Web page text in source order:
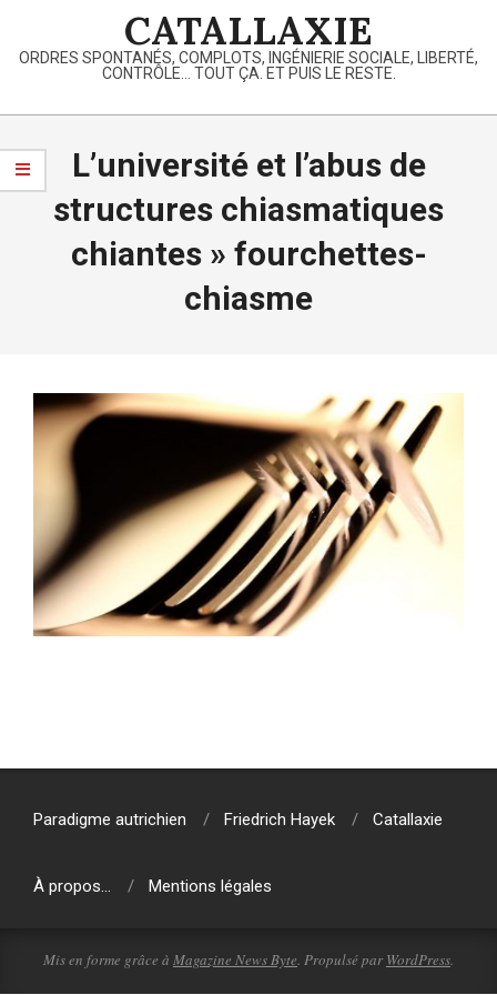
content
CATALLAXIE
ORDRES SPONTANÉS, COMPLOTS, INGÉNIERIE SOCIALE, LIBERTÉ,
CONTRÔLE… TOUT ÇA. ET PUIS LE RESTE.
Primary
Menu
L’université et l’abus de
structures chiasmatiques
chiantes » fourchettes-
chiasme
04-
Paradigme autrichien
Friedrich Hayek Catallaxie
À propos… Mentions légales
Mis en forme grâce à Magazine News Byte . Propulsé par WordPress